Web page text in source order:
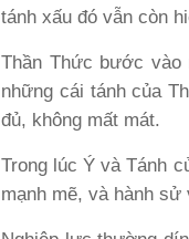
tánh xấu đó vẫn còn
Thần Thức bước
những cái tánh của
đủ, không mất mát.
Trong lúc Ý và Tánh
mạnh mẽ, và hành